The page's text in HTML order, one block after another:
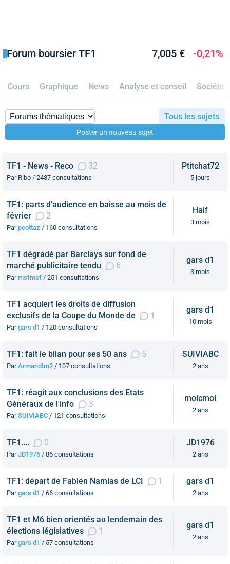
Forum boursier TF1 7,005 € -0,21%
Cours Graphique News Analyse et conseil Société
Tous les sujets
Poster un nouveau sujet
TF1 - News - Reco 32
Par Ribo / 2487 consultations
Ptitchat72
5 jours
TF1: parts d'audience en baisse au mois de
février
2
Parpcottaz / 160 consultations
Half
3 mois
TF1 dégradé par Barclays sur fond de
marché publicitaire tendu
6
Parmsfmsf / 251 consultations
gars d1
3 mois
TF1 acquiert les droits de diffusion
exclusifs de la Coupe du Monde de
1
Pargars d1 / 120 consultations
gars d1
10 mois
TF1: fait le bilan pour ses 50 ans 5
ParArmandtm2 / 107 consultations
SUIVIABC
2 ans
TF1: réagit aux conclusions des Etats
Généraux de l'info
3
ParSUIVIABC / 121 consultations
moicmoi
2 ans
TF1.... 0
ParJD1976 / 86 consultations
JD1976
2 ans
TF1: départ de Fabien Namias de LCI 1
Pargars d1 / 66 consultations
gars d1
2 ans
TF1 et M6 bien orientés au lendemain des
élections législatives
1
Pargars d1 / 57 consultations
gars d1
2 ans